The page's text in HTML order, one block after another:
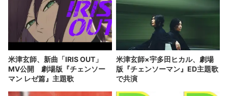
米津玄師、新曲「IRIS OUT」
MV公開 劇場版『チェンソー
マン レゼ篇』主題歌
米津玄師×宇多田ヒカル、劇場
版『チェンソーマン』ED主題歌
で共演